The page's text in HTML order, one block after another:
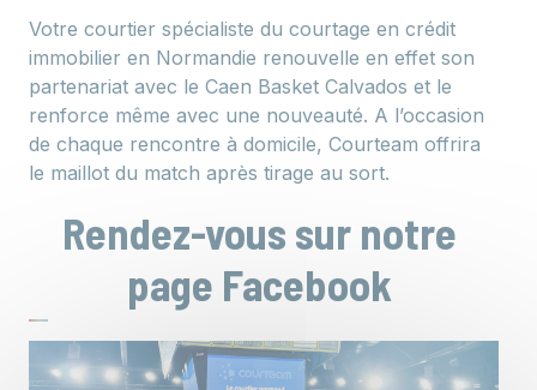
Votre courtier spécialiste du courtage en crédit
immobilier en Normandie renouvelle en effet son
partenariat avec le Caen Basket Calvados et le
renforce même avec une nouveauté. A l’occasion
de chaque rencontre à domicile, Courteam offrira
le maillot du match après tirage au sort.
Rendez-vous sur notre
page Facebook